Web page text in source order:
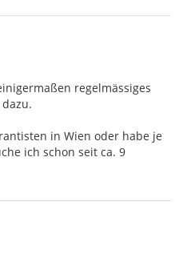
regelmässiges
in Wien oder habe je
ich schon seit ca. 9